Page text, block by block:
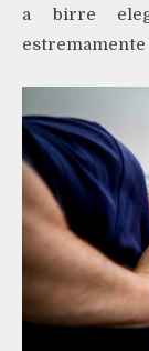
a birre